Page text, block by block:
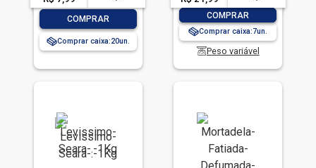
COMPRAR
Comprar caixa:20
COMPRAR
Comprar caixa:7
Peso variável